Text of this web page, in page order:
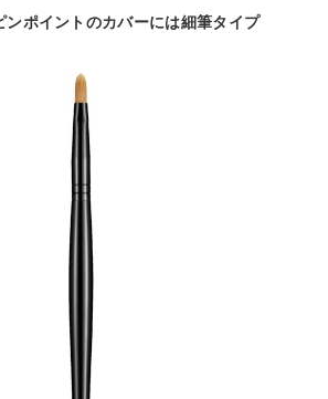
ンポイントのカバーには細筆タイプ